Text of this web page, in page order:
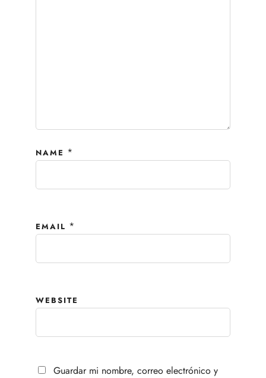
NAME *
EMAIL *
WEBSITE
Guardar mi nombre, correo electrónico y